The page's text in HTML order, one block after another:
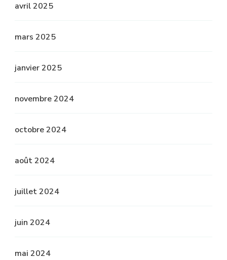
avril 2025
mars 2025
janvier 2025
novembre 2024
octobre 2024
août 2024
juillet 2024
juin 2024
mai 2024